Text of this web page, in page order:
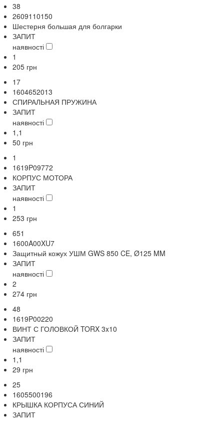
38
2609110150
Шестерня большая для болгарки
ЗАПИТ
наявності
1
205 грн
17
1604652013
СПИРАЛЬНАЯ ПРУЖИНА
ЗАПИТ
наявності
1,1
50 грн
1
1619P09772
КОРПУС МОТОРА
ЗАПИТ
наявності
1
253 грн
651
1600A00XU7
Защитный кожух УШМ GWS 850 CE, Ø125 MM
ЗАПИТ
наявності
2
274 грн
48
1619P00220
ВИНТ С ГОЛОВКОЙ TORX 3x10
ЗАПИТ
наявності
1,1
29 грн
25
1605500196
КРЫШКА КОРПУСА СИНИЙ
ЗАПИТ